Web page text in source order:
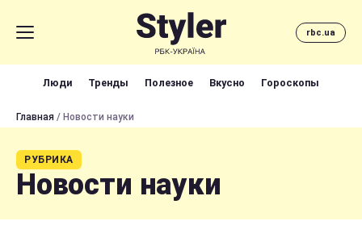
rbc.ua
Люди Тренды Полезное Вкусно Гороскопы
Главная / Новости науки
РУБРИКА
Новости науки